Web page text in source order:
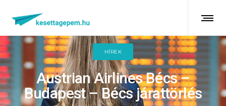
HÍREK
Austrian Airlines Bécs –
Budapest – Bécs járattörlés